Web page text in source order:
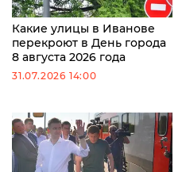
Какие улицы в Иванове
перекроют в День города
8 августа 2026 года
31.07.2026 14:00